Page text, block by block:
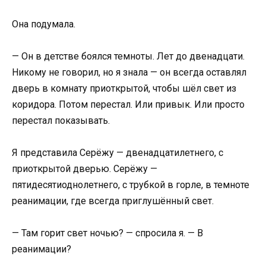
Она подумала.
— Он в детстве боялся темноты. Лет до двенадцати.
Никому не говорил, но я знала — он всегда оставлял
дверь в комнату приоткрытой, чтобы шёл свет из
коридора. Потом перестал. Или привык. Или просто
перестал показывать.
Я представила Серёжу — двенадцатилетнего, с
приоткрытой дверью. Серёжу —
пятидесятиоднолетнего, с трубкой в горле, в темноте
реанимации, где всегда приглушённый свет.
— Там горит свет ночью? — спросила я. — В
реанимации?